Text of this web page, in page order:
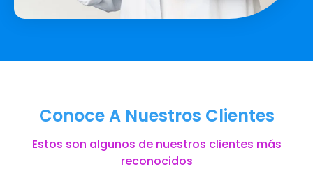
Conoce A Nuestros Clientes
Estos son algunos de nuestros clientes más
reconocidos